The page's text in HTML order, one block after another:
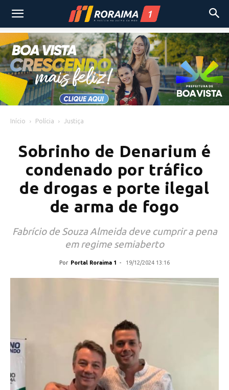
Início Polícia Justiça
Sobrinho de Denarium é
condenado por tráfico
de drogas e porte ilegal
de arma de fogo
Fabrício de Souza Almeida deve cumprir a pena
em regime semiaberto
Por Portal Roraima 1 - 19/12/2024 13:16